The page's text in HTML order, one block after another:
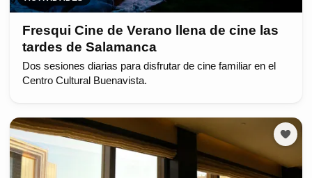
Fresqui Cine de Verano llena de cine las
tardes de Salamanca
Dos sesiones diarias para disfrutar de cine familiar en el
Centro Cultural Buenavista.